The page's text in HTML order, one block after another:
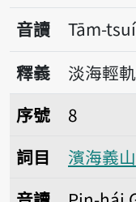
音讀
Tām-
釋義
淡海輕
序號8濱海義山
序號
8
詞目
濱海義山